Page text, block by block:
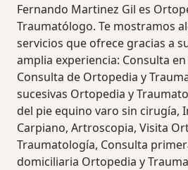
Fernando Martinez Gil es
Traumatólogo. Te mostramos
servicios que ofrece gracias a
amplia experiencia: Consulta
Consulta de Ortopedia y
sucesivas Ortopedia y
del pie equino varo sin cirugía,
Carpiano, Artroscopia, Visita
Traumatología, Consulta
domiciliaria Ortopedia y